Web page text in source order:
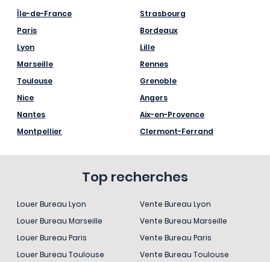
Île-de-France
Paris
Lyon
Marseille
Toulouse
Nice
Nantes
Montpellier
Strasbourg
Bordeaux
Lille
Rennes
Grenoble
Angers
Aix-en-Provence
Clermont-Ferrand
Top recherches
Louer Bureau Lyon
Louer Bureau Marseille
Louer Bureau Paris
Louer Bureau Toulouse
Vente Bureau Lyon
Vente Bureau Marseille
Vente Bureau Paris
Vente Bureau Toulouse